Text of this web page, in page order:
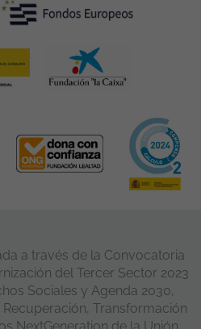
a través de la Convocatoria
del Tercer Sector 2023
Sociales y Agenda 2030,
Transformación